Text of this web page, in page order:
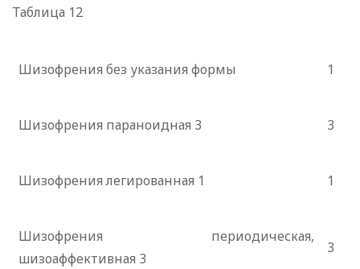
Таблица 12
Шизофрения без указания формы 1
Шизофрения параноидная 3 3
Шизофрения легированная 1 1
Шизофрения периодическая,
шизоаффективная 3
3